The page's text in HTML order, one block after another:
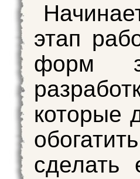
этап
форм
которые
сделать